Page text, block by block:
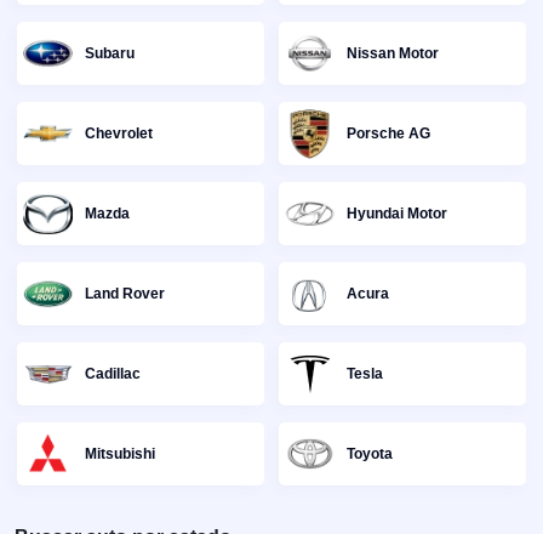
Subaru Nissan Motor
Chevrolet Porsche AG
Mazda Hyundai Motor
Land Rover Acura
Cadillac Tesla
Mitsubishi Toyota